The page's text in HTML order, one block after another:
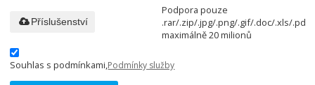
Podpora pouze
.rar/.zip/.jpg/.png/.gif/.doc/.xls/.pdf,
maximálně 20 milionů
Příslušenství
Souhlas s podmínkami,Podmínky služby